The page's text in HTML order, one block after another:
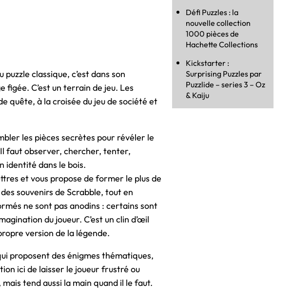
classique, c’est dans son
figée. C’est un terrain de jeu. Les
quête, à la croisée du jeu de société et
les pièces secrètes pour révéler le
Il faut observer, chercher, tenter,
identité dans le bois.
et vous propose de former le plus de
souvenirs de Scrabble, tout en
ne sont pas anodins : certains sont
du joueur. C’est un clin d’œil
version de la légende.
proposent des énigmes thématiques,
ici de laisser le joueur frustré ou
tend aussi la main quand il le faut.
Défi Puzzles : la
nouvelle collection
1000 pièces de
Hachette Collections
Kickstarter :
Surprising Puzzles par
Puzzlide – series 3 – Oz
& Kaiju